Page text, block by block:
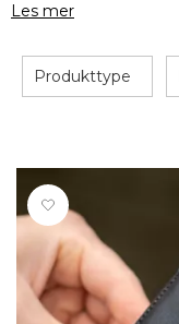
Les mer
Produkttype